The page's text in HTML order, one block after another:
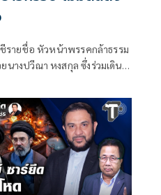
รายชื่อ หัวหน้าพรรคกล้าธรรม
างปวีณา หงสกุล ซึ่งร่วมเดิน
รประชุมหารือแนวทางการ
พื้นที่ ก่อนเดินทางต่อไปยัง